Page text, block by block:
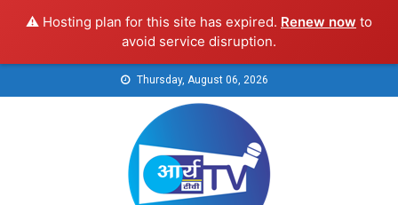
⚠️ Hosting plan for this site has expired. Renew now to
avoid service disruption.
to
Thursday, August 06, 2026